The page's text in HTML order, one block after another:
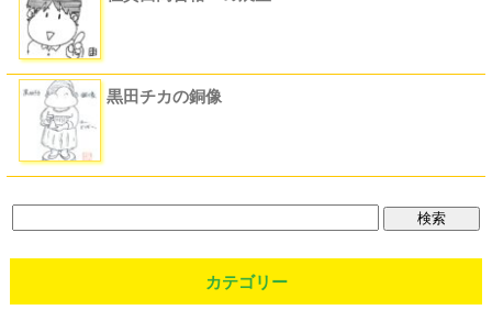
黒田チカの銅像
カテゴリー